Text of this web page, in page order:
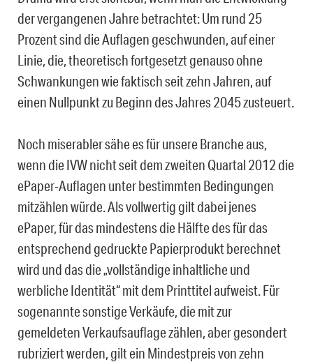
der vergangenen Jahre betrachtet: Um rund 25
Prozent sind die Auflagen geschwunden, auf einer
Linie, die, theoretisch fortgesetzt genauso ohne
Schwankungen wie faktisch seit zehn Jahren, auf
einen Nullpunkt zu Beginn des Jahres 2045 zusteuert.
Noch miserabler sähe es für unsere Branche aus,
wenn die IVW nicht seit dem zweiten Quartal 2012 die
ePaper-Auflagen unter bestimmten Bedingungen
mitzählen würde. Als vollwertig gilt dabei jenes
ePaper, für das mindestens die Hälfte des für das
entsprechend gedruckte Papierprodukt berechnet
wird und das die „vollständige inhaltliche und
werbliche Identität“ mit dem Printtitel aufweist. Für
sogenannte sonstige Verkäufe, die mit zur
gemeldeten Verkaufsauflage zählen, aber gesondert
rubriziert werden, gilt ein Mindestpreis von zehn